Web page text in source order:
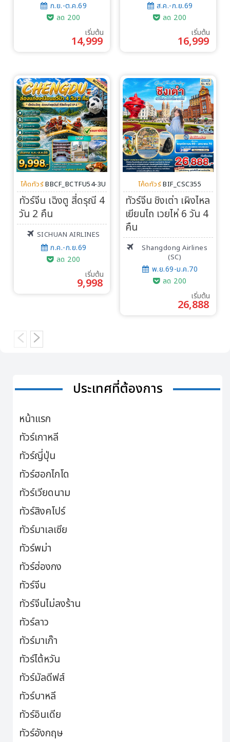
ก.ย.-ต.ค.69
ลด 200
เริ่มต้น
14,999
ส.ค.-ก.ย.69
ลด 200
เริ่มต้น
16,999
โค้ดทัวร์ BBCF_BCTFU54-3U
ทัวร์จีน เฉิงตู สี่ดรุณี 4
วัน 2 คืน
SICHUAN AIRLINES
ก.ค.-ก.ย.69
ลด 200
เริ่มต้น
9,998
โค้ดทัวร์ BIF_CSC355
ทัวร์จีน ชิงเต่า เผิงไหล
เยียนไถ เวยไห่ 6 วัน 4
คืน
Shangdong Airlines
(SC)
พ.ย.69-ม.ค.70
ลด 200
เริ่มต้น
26,888
ประเทศที่ต้องการ
หน้าแรก
ทัวร์เกาหลี
ทัวร์ญี่ปุ่น
ทัวร์ฮอกไกโด
ทัวร์เวียดนาม
ทัวร์สิงคโปร์
ทัวร์มาเลเซีย
ทัวร์พม่า
ทัวร์ฮ่องกง
ทัวร์จีน
ทัวร์จีนไม่ลงร้าน
ทัวร์ลาว
ทัวร์มาเก๊า
ทัวร์ไต้หวัน
ทัวร์มัลดีฟส์
ทัวร์บาหลี
ทัวร์อินเดีย
ทัวร์อังกฤษ